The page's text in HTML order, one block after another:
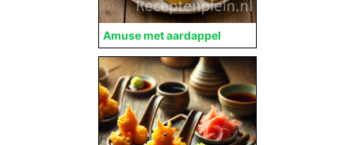
Amuse met aardappel